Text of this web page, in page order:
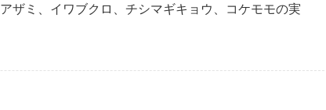
ザミ、イワブクロ、チシマギキョウ、コケモモの実